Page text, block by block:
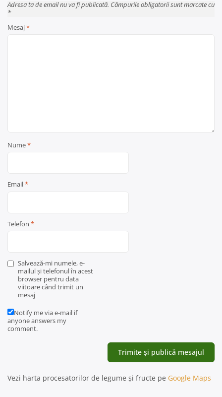
Adresa ta de email nu va fi publicată. Câmpurile obligatorii sunt marcate cu
*
Mesaj*
Nume*
Email*
Telefon *
Salvează-mi numele, e-
mailul și telefonul în acest
browser pentru data
viitoare când trimit un
mesaj
Notify me via e-mail if
anyone answers my
comment.
Vezi harta procesatorilor de legume și fructe pe Google Maps